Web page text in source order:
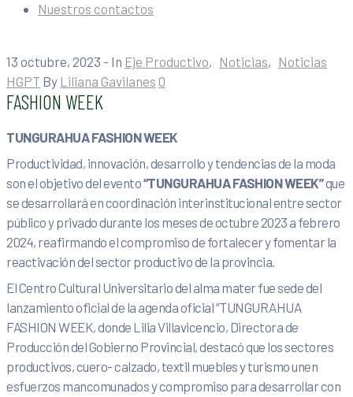
Nuestros contactos
13 octubre, 2023 - In Eje Productivo‚ Noticias‚ Noticias
HGPT By Liliana Gavilanes 0
FASHION WEEK
TUNGURAHUA FASHION WEEK
Productividad, innovación, desarrollo y tendencias de la moda
son el objetivo del evento“TUNGURAHUA FASHION WEEK”que
se desarrollará en coordinación interinstitucional entre sector
público y privado durante los meses de octubre 2023 a febrero
2024, reafirmando el compromiso de fortalecer y fomentar la
reactivación del sector productivo de la provincia.
El Centro Cultural Universitario del alma mater fue sede del
lanzamiento oficial de la agenda oficial “TUNGURAHUA
FASHION WEEK, donde Lilia Villavicencio, Directora de
Producción del Gobierno Provincial, destacó que los sectores
productivos, cuero- calzado, textil muebles y turismo unen
esfuerzos mancomunados y compromiso para desarrollar con